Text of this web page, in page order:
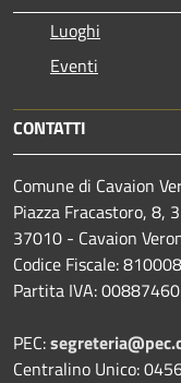
Luoghi
Eventi
CONTATTI
Comune di Cavaion
Piazza Fracastoro, 8,
37010 - Cavaion
Codice Fiscale:
Partita IVA:
PEC:
Centralino Unico: